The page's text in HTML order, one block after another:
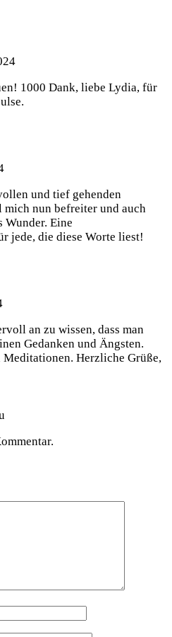
1000 Dank, liebe Lydia, für
und tief gehenden
nun befreiter und auch
Eine
jede, die diese Worte liest!
an zu wissen, dass man
Gedanken und Ängsten.
Herzliche Grüße,